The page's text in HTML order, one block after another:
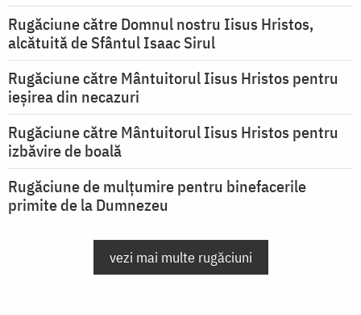
Rugăciune către Domnul nostru Iisus Hristos,
alcătuită de Sfântul Isaac Sirul
Rugăciune către Mântuitorul Iisus Hristos pentru
ieşirea din necazuri
Rugăciune către Mântuitorul Iisus Hristos pentru
izbăvire de boală
Rugăciune de mulțumire pentru binefacerile
primite de la Dumnezeu
vezi mai multe rugăciuni